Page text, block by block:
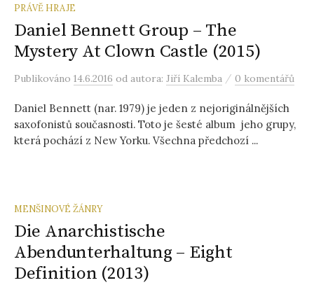
PRÁVĚ HRAJE
Daniel Bennett Group – The
Mystery At Clown Castle (2015)
Publikováno 14.6.2016 od autora: Jiří Kalemba / 0 komentářů
Daniel Bennett (nar. 1979) je jeden z nejoriginálnějších
saxofonistů současnosti. Toto je šesté album jeho grupy,
která pochází z New Yorku. Všechna předchozí ...
MENŠINOVÉ ŽÁNRY
Die Anarchistische
Abendunterhaltung – Eight
Definition (2013)